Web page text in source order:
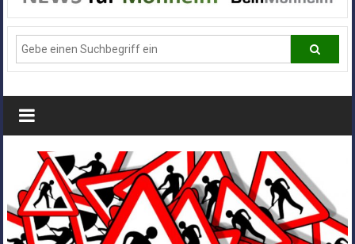
News
aus
Deiner
Stadt
Monheim